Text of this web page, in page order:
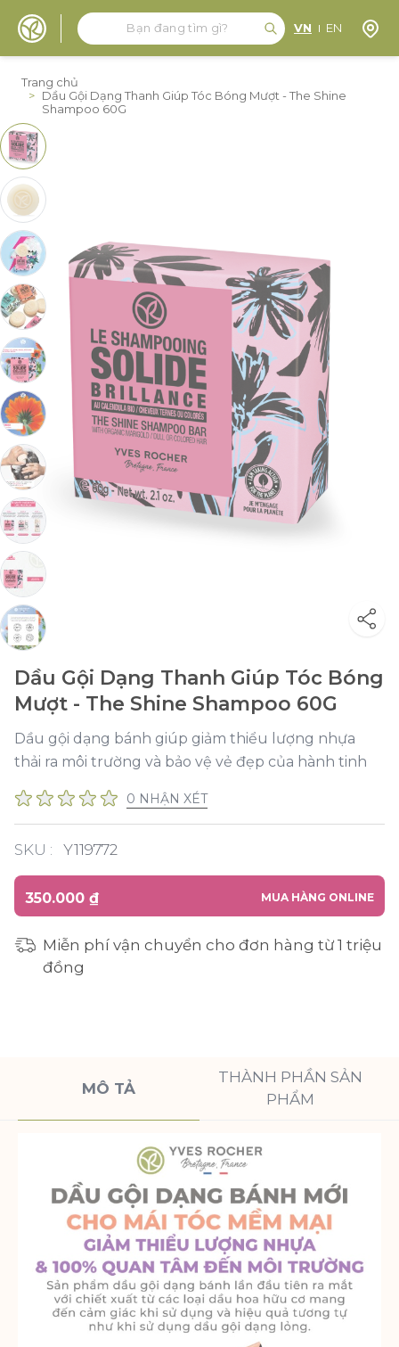
Tìm kiếm
Tìm kiếm
VN EN Định
Trang chủ
> Dầu Gội Dạng Thanh Giúp Tóc Bóng Mượt - The Shine
Shampoo 60G
Dầu Gội Dạng Thanh Giúp Tóc Bóng
Mượt - The Shine Shampoo 60G
Dầu gội dạng bánh giúp giảm thiểu lượng nhựa
thải ra môi trường và bảo vệ vẻ đẹp của hành tinh
0 NHẬN XÉT
SKU : Y119772
350.000 ₫ MUA HÀNG ONLINE
Miễn phí vận chuyển cho đơn hàng từ 1 triệu
đồng
MÔ TẢ
THÀNH PHẦN SẢN
PHẨM